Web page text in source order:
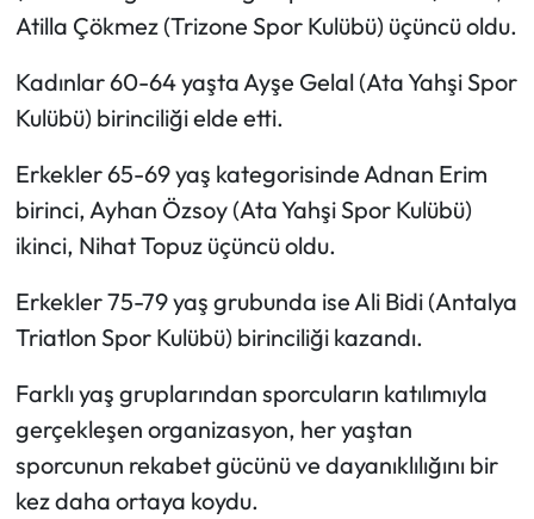
Atilla Çökmez (Trizone Spor Kulübü) üçüncü oldu.
Kadınlar 60-64 yaşta Ayşe Gelal (Ata Yahşi Spor
Kulübü) birinciliği elde etti.
Erkekler 65-69 yaş kategorisinde Adnan Erim
birinci, Ayhan Özsoy (Ata Yahşi Spor Kulübü)
ikinci, Nihat Topuz üçüncü oldu.
Erkekler 75-79 yaş grubunda ise Ali Bidi (Antalya
Triatlon Spor Kulübü) birinciliği kazandı.
Farklı yaş gruplarından sporcuların katılımıyla
gerçekleşen organizasyon, her yaştan
sporcunun rekabet gücünü ve dayanıklılığını bir
kez daha ortaya koydu.